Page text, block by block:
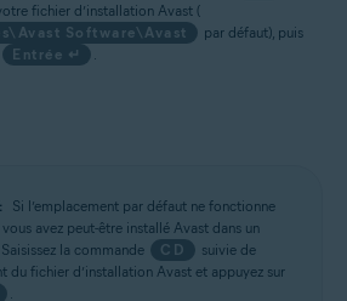
fichier d’installation Avast (
Software\Avast
par défaut), puis
Entrée ↵ .
Si l’emplacement par défaut ne fonctionne
vous avez peut-être installé Avast dans un
la commande
CD
suivie de
du fichier d’installation Avast et appuyez sur
.